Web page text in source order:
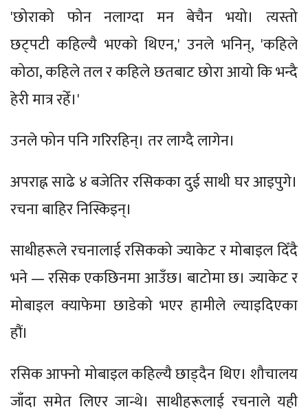
'छोराको फोन नलाग्दा मन बेचैन भयो। त्यस्तो
छट्पटी कहिल्यै भएको थिएन,' उनले भनिन्, 'कहिले
कोठा, कहिले तल र कहिले छतबाट छोरा आयो कि भन्दै
हेरी मात्र रहेँ।'
उनले फोन पनि गरिरहिन्। तर लाग्दै लागेन।
अपराह्न साढे ४ बजेतिर रसिकका दुई साथी घर आइपुगे।
रचना बाहिर निस्किइन्।
साथीहरूले रचनालाई रसिकको ज्याकेट र मोबाइल दिँदै
भने — रसिक एकछिनमा आउँछ। बाटोमा छ। ज्याकेट र
मोबाइल क्याफेमा छाडेको भएर हामीले ल्याइदिएका
हौं।
रसिक आफ्नो मोबाइल कहिल्यै छाड्दैन थिए। शौचालय
जाँदा समेत लिएर जान्थे। साथीहरूलाई रचनाले यही